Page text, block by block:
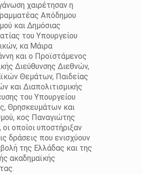
χαιρέτησαν η
Απόδημου
και Δημόσιας
του Υπουργείου
κα Μάιρα
και ο Προϊστάμενος
Διεύθυνσης Διεθνών,
Θεμάτων, Παιδείας
και Διαπολιτισμικής
του Υπουργείου
Θρησκευμάτων και
κος Παναγιώτης
οποίοι υποστήριξαν
δράσεις που ενισχύουν
της Ελλάδας και της
ακαδημαϊκής